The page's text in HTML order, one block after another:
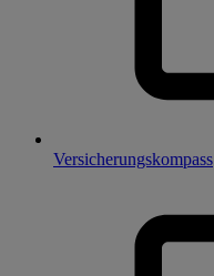
Versicherungskompass